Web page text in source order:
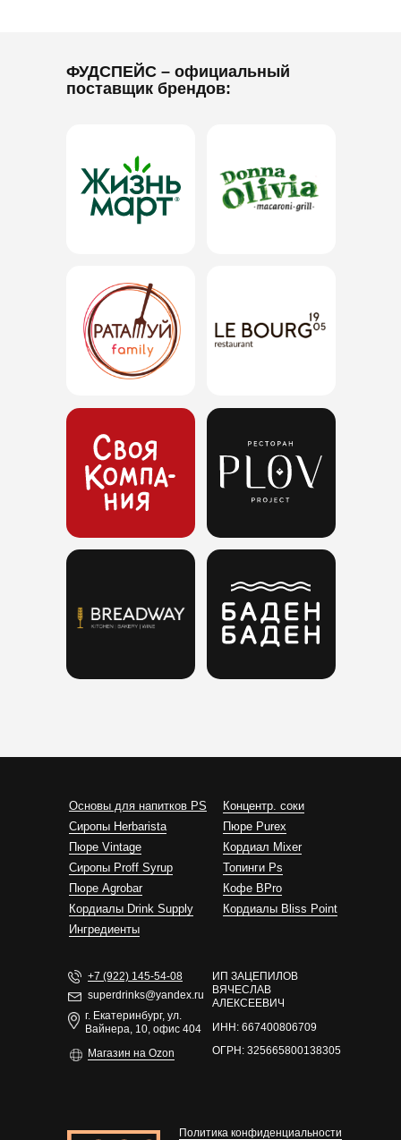
ФУДСПЕЙС – официальный
поставщик брендов:
ИП ЗАЦЕПИЛОВ
ВЯЧЕСЛАВ
АЛЕКСЕЕВИЧ
ИНН: 667400806709
ОГРН: 325665800138305
Основы для напитков PS
Сиропы Herbarista
Пюре Vintage
Cиропы Proff Syrup
Пюре Agrobar
Кордиалы Drink Supply
Ингредиенты
Политика конфиденциальности
superdrinks@yandex.ru
+7 (922) 145-54-08
г. Екатеринбург, ул.
Вайнера, 10, офис 404
Магазин на Ozon
Концентр. соки
Пюре Purex
Кордиал Mixer
Топинги Ps
Кофе BPro
Кордиалы Bliss Point